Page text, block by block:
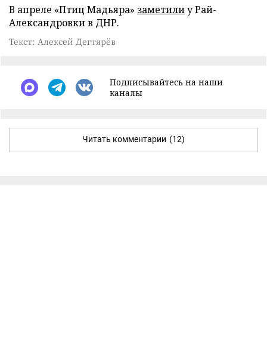
В апреле «Птиц Мадьяра» заметилиу Рай-
Александровки в ДНР.
Текст: Алексей Дегтярёв
Подписывайтесь на наши
каналы
Читать комментарии (12)